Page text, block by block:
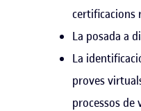
certificacions
La posada a
La
proves
processos de